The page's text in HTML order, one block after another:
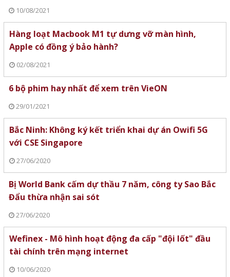
10/08/2021
Hàng loạt Macbook M1 tự dưng vỡ màn hình,
Apple có đồng ý bảo hành?
02/08/2021
6 bộ phim hay nhất để xem trên VieON
29/01/2021
Bắc Ninh: Không ký kết triển khai dự án Owifi 5G
với CSE Singapore
27/06/2020
Bị World Bank cấm dự thầu 7 năm, công ty Sao Bắc
Đẩu thừa nhận sai sót
27/06/2020
Wefinex - Mô hình hoạt động đa cấp "đội lốt" đầu
tài chính trên mạng internet
10/06/2020